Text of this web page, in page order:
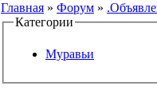
Главная » Форум »
Категории
Муравьи